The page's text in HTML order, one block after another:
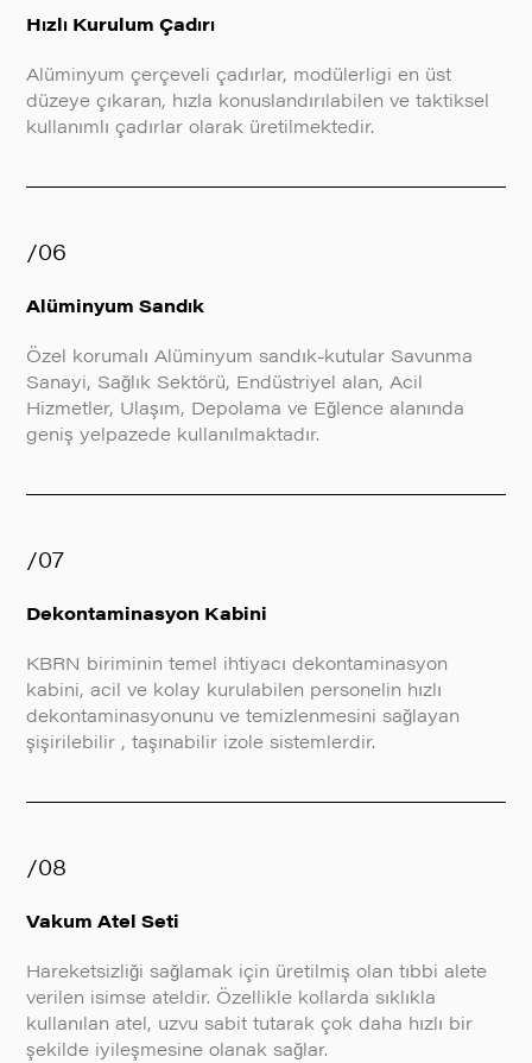
Hızlı Kurulum Çadırı
Alüminyum çerçeveli çadırlar, modülerligi en üst
düzeye çıkaran, hızla konuslandırılabilen ve taktiksel
kullanımlı çadırlar olarak üretilmektedir.
/06
Alüminyum Sandık
Özel korumalı Alüminyum sandık-kutular Savunma
Sanayi, Sağlık Sektörü, Endüstriyel alan, Acil
Hizmetler, Ulaşım, Depolama ve Eğlence alanında
geniş yelpazede kullanılmaktadır.
/07
Dekontaminasyon Kabini
KBRN biriminin temel ihtiyacı dekontaminasyon
kabini, acil ve kolay kurulabilen personelin hızlı
dekontaminasyonunu ve temizlenmesini sağlayan
şişirilebilir , taşınabilir izole sistemlerdir.
/08
Vakum Atel Seti
Hareketsizliği sağlamak için üretilmiş olan tıbbi alete
verilen isimse ateldir. Özellikle kollarda sıklıkla
kullanılan atel, uzvu sabit tutarak çok daha hızlı bir
şekilde iyileşmesine olanak sağlar.